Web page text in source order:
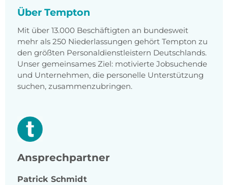
Über Tempton
Mit über 13.000 Beschäftigten an bundesweit
mehr als 250 Niederlassungen gehört Tempton zu
den größten Personaldienstleistern Deutschlands.
Unser gemeinsames Ziel: motivierte Jobsuchende
und Unternehmen, die personelle Unterstützung
suchen, zusammenzubringen.
Ansprechpartner
Patrick Schmidt